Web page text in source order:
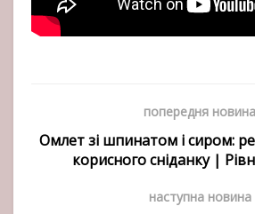
попередня новина
Омлет зі шпинатом і сиром:
корисного сніданку |
наступна новина